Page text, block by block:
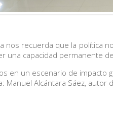
nos recuerda que la política
una capacidad permanente
en un escenario de impacto
Manuel Alcántara Sáez, autor